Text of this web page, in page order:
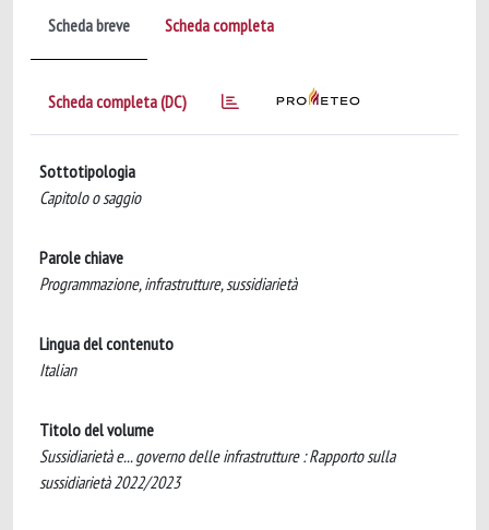
Scheda breve Scheda completa
Scheda completa (DC)
Sottotipologia
Capitolo o saggio
Parole chiave
Programmazione, infrastrutture, sussidiarietà
Lingua del contenuto
Italian
Titolo del volume
Sussidiarietà e... governo delle infrastrutture : Rapporto sulla
sussidiarietà 2022/2023